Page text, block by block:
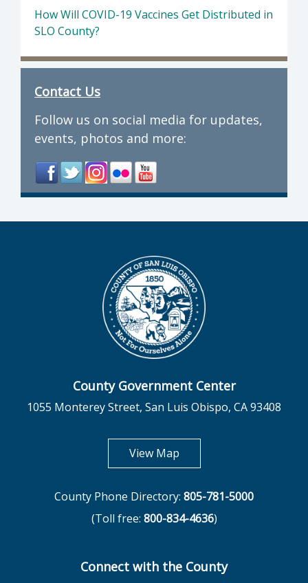
How Will COVID-19 Vaccines Get Distributed in
SLO County?
Contact Us
Follow us on social media for updates,
events, photos and more:
County Government Center
1055 Monterey Street, San Luis Obispo, CA 93408
View Mapopens in new tab
County Phone Directory: 805-781-5000
(Toll free: 800-834-4636)
Connect with the County